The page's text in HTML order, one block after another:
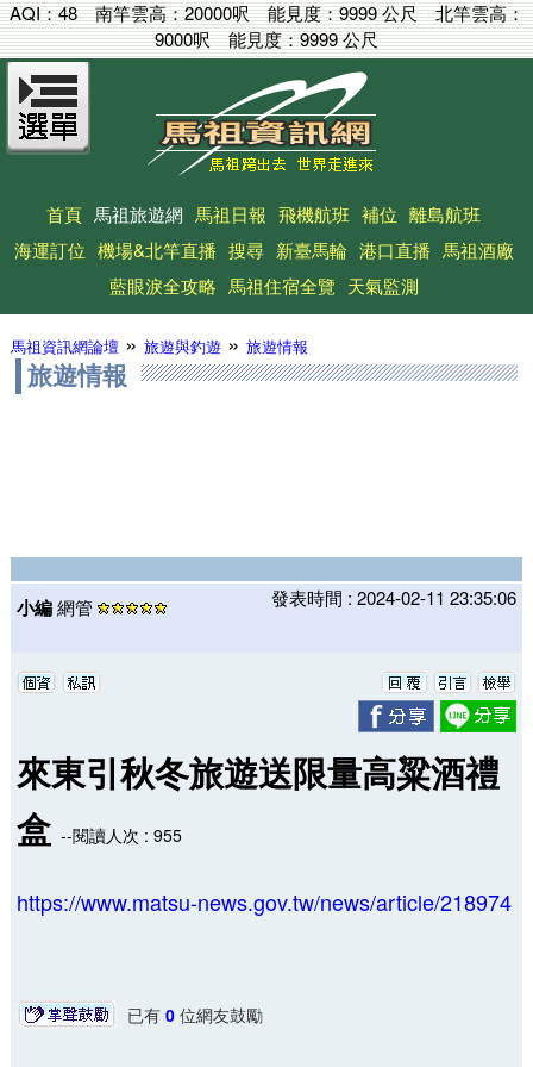
AQI：48 南竿雲高：20000呎能見度：9999 公尺北竿雲高：
9000呎能見度：9999 公尺
首頁 馬祖旅遊網 馬祖日報 飛機航班 補位 離島航班
海運訂位 機場&北竿直播 搜尋 新臺馬輪 港口直播 馬祖酒廠
藍眼淚全攻略 馬祖住宿全覽 天氣監測
馬祖資訊網論壇» 旅遊與釣遊» 旅遊情報
旅遊情報
小編網管 發表時間 : 2024-02-11 23:35:06
來東引秋冬旅遊送限量高粱酒禮
盒 --閱讀人次 : 955
https://www.matsu-news.gov.tw/news/article/218974
已有 0位網友鼓勵